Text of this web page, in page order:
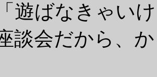
遊ばなきゃい
談会だから、